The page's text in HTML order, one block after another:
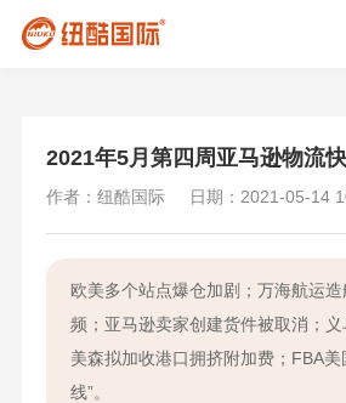
2021年5月第四周亚马逊物流
作者：纽酷国际 日期：2021-05-14
欧美多个站点爆仓加剧；万海航运
频；亚马逊卖家创建货件被取消；义
美森拟加收港口拥挤附加费；FBA美
线”。